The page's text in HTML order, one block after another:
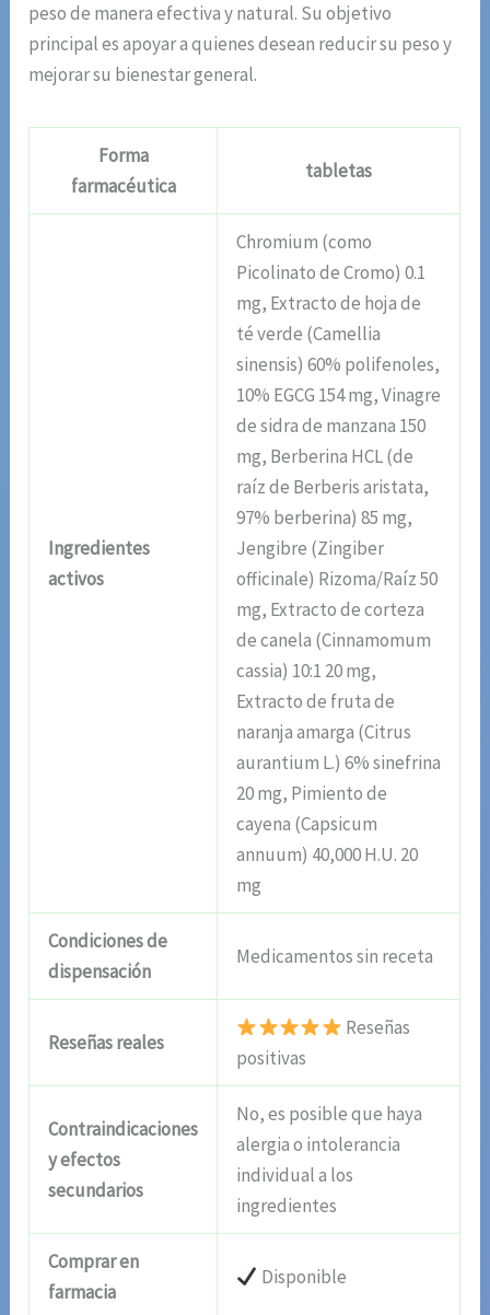
peso de manera efectiva y natural. Su objetivo
principal es apoyar a quienes desean reducir su peso y
mejorar su bienestar general.
Forma
farmacéutica
tabletas
Ingredientes
activos
Chromium (como
Picolinato de Cromo) 0.1
mg, Extracto de hoja de
té verde (Camellia
sinensis) 60% polifenoles,
10% EGCG 154 mg, Vinagre
de sidra de manzana 150
mg, Berberina HCL (de
raíz de Berberis aristata,
97% berberina) 85 mg,
Jengibre (Zingiber
officinale) Rizoma/Raíz 50
mg, Extracto de corteza
de canela (Cinnamomum
cassia) 10:1 20 mg,
Extracto de fruta de
naranja amarga (Citrus
aurantium L.) 6% sinefrina
20 mg, Pimiento de
cayena (Capsicum
annuum) 40,000 H.U. 20
mg
Condiciones de
dispensación
Medicamentos sin receta
Reseñas reales
Reseñas
positivas
Contraindicaciones
y efectos
secundarios
No, es posible que haya
alergia o intolerancia
individual a los
ingredientes
Comprar en
farmacia
Disponible